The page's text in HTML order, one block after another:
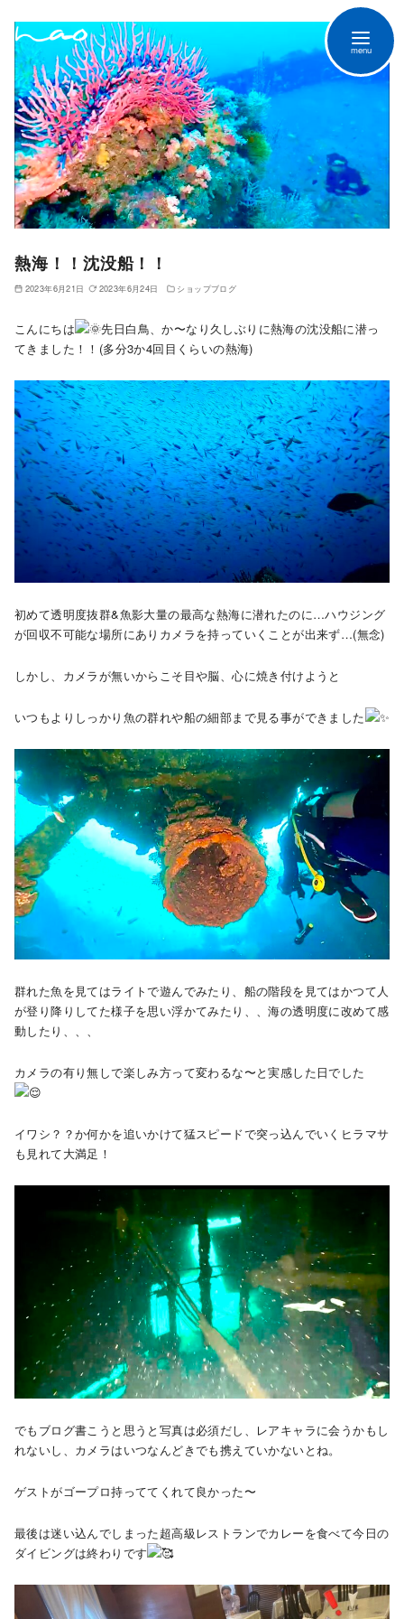
熱海！！沈没船！！
2023年6月21日 2023年6月24日 ショップブログ
こんにちは
先日白鳥、か〜なり久しぶりに熱海の沈没船に潜っ
てきました！！(多分3か4回目くらいの熱海)
初めて透明度抜群&魚影大量の最高な熱海に潜れたのに…ハウジング
が回収不可能な場所にありカメラを持っていくことが出来ず…(無念)
しかし、カメラが無いからこそ目や脳、心に焼き付けようと
いつもよりしっかり魚の群れや船の細部まで見る事ができました
群れた魚を見てはライトで遊んでみたり、船の階段を見てはかつて人
が登り降りしてた様子を思い浮かてみたり、、海の透明度に改めて感
動したり、、、
カメラの有り無しで楽しみ方って変わるな〜と実感した日でした
イワシ？？か何かを追いかけて猛スピードで突っ込んでいくヒラマサ
も見れて大満足！
でもブログ書こうと思うと写真は必須だし、レアキャラに会うかもし
れないし、カメラはいつなんどきでも携えていかないとね。
ゲストがゴープロ持っててくれて良かった〜
最後は迷い込んでしまった超高級レストランでカレーを食べて今日の
ダイビングは終わりです